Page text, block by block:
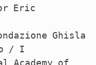
Eric
Ghisla
/ I
Academy of